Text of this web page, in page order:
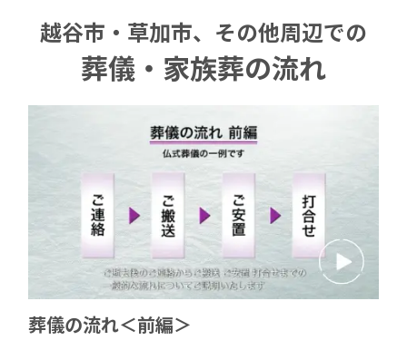
越谷市・草加市、その他周辺での
葬儀・家族葬の流れ
葬儀の流れ＜前編＞